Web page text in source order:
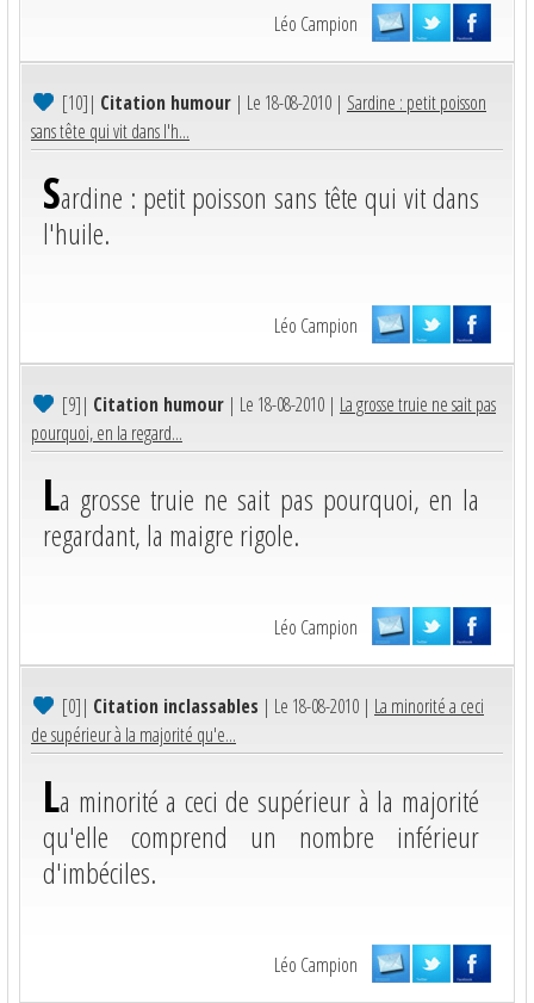
Léo Campion
[10]| Citation humour | Le 18-08-2010 | Sardine : petit poisson
sans tête qui vit dans l'h...
Sardine : petit poisson sans tête qui vit dans
l'huile.
Léo Campion
[9]| Citation humour | Le 18-08-2010 | La grosse truie ne sait pas
pourquoi, en la regard...
La grosse truie ne sait pas pourquoi, en la
regardant, la maigre rigole.
Léo Campion
[0]| Citation inclassables | Le 18-08-2010 | La minorité a ceci
de supérieur à la majorité qu'e...
La minorité a ceci de supérieur à la majorité
qu'elle comprend un nombre inférieur
d'imbéciles.
Léo Campion